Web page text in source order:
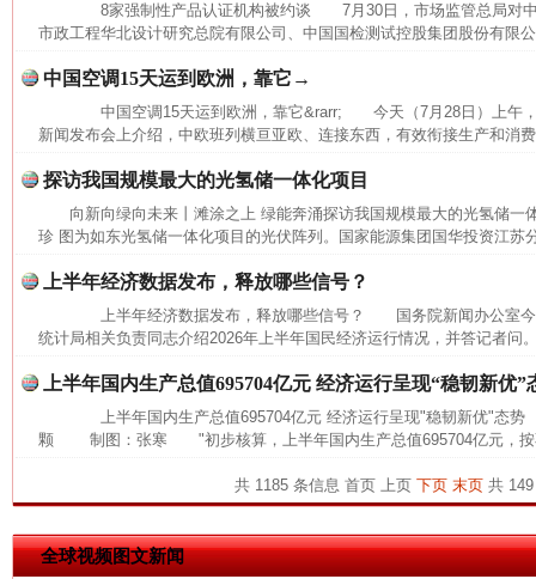
8家强制性产品认证机构被约谈 7月30日，市场监管总局对中
市政工程华北设计研究总院有限公司、中国国检测试控股集团股份有限
中国空调15天运到欧洲，靠它→
中国空调15天运到欧洲，靠它&rarr; 今天（7月28日）上午，
新闻发布会上介绍，中欧班列横亘亚欧、连接东西，有效衔接生产和消
探访我国规模最大的光氢储一体化项目
向新向绿向未来丨滩涂之上 绿能奔涌探访我国规模最大的光氢储一
珍 图为如东光氢储一体化项目的光伏阵列。国家能源集团国华投资
上半年经济数据发布，释放哪些信号？
上半年经济数据发布，释放哪些信号？ 国务院新闻办公室今
统计局相关负责同志介绍2026年上半年国民经济运行情况，并答记者问
上半年国内生产总值695704亿元 经济运行呈现“稳韧新优”
上半年国内生产总值695704亿元 经济运行呈现"稳韧新优"态
颗 制图：张寒 "初步核算，上半年国内生产总值695704亿元，按
共 1185 条信息 首页 上页 下页 末页共 149
全球视频图文新闻
网上购药对药下症？
这是一记警钟！ 谢